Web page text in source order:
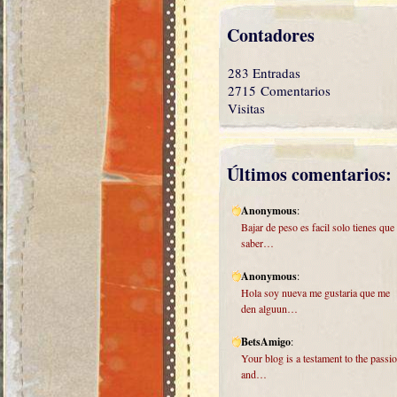
Contadores
283 Entradas
2715 Comentarios
Visitas
Últimos comentarios:
Anonymous:
Bajar de peso es facil solo tienes que
saber…
Anonymous:
Hola soy nueva me gustaria que me
den alguun…
BetsAmigo:
Your blog is a testament to the
and…